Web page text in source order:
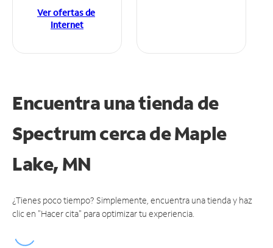
Ver ofertas de
Internet
Encuentra una tienda de
Spectrumcerca de Maple
Lake, MN
¿Tienes poco tiempo? Simplemente, encuentra una tienda y haz
clic en "Hacer cita" para optimizar tu experiencia.